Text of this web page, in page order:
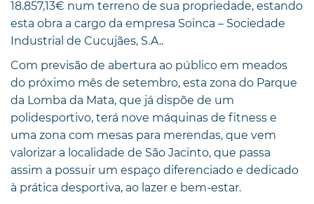
18.857,13€ num terreno de sua propriedade, estando
esta obra a cargo da empresa Soinca – Sociedade
Industrial de Cucujães, S.A..
Com previsão de abertura ao público em meados
do próximo mês de setembro, esta zona do Parque
da Lomba da Mata, que já dispõe de um
polidesportivo, terá nove máquinas de fitness e
uma zona com mesas para merendas, que vem
valorizar a localidade de São Jacinto, que passa
assim a possuir um espaço diferenciado e dedicado
à prática desportiva, ao lazer e bem-estar.